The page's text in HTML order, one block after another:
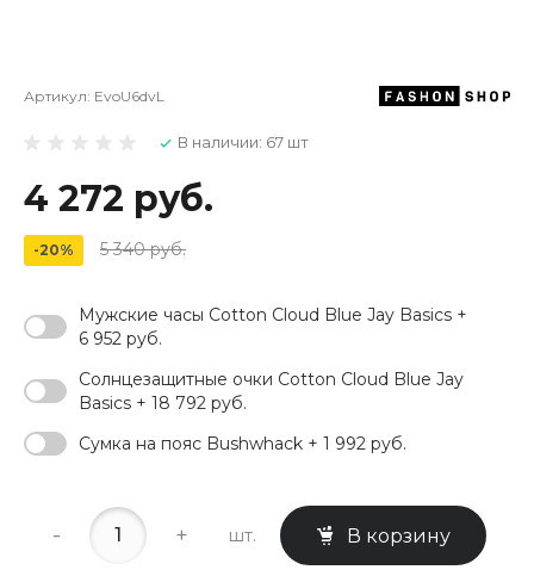
Артикул: EvoU6dvL
В наличии: 67 шт
4 272 руб.
-20% 5 340 руб.
Мужские часы Cotton Cloud Blue Jay Basics +
6 952 руб.
Солнцезащитные очки Cotton Cloud Blue Jay
Basics + 18 792 руб.
Сумка на пояс Bushwhack + 1 992 руб.
- + шт. В корзину